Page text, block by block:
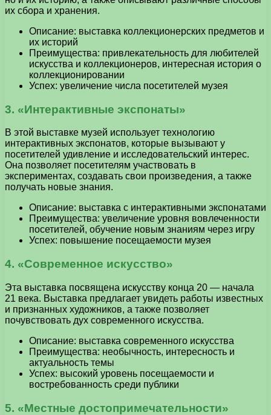
их сбора и хранения.
Описание: выставка коллекционерских предметов и
их историй
Преимущества: привлекательность для любителей
искусства и коллекционеров, интересная история о
коллекционировании
Успех: увеличение числа посетителей музея
3. «Интерактивные экспонаты»
В этой выставке музей использует технологию
интерактивных экспонатов, которые вызывают у
посетителей удивление и исследовательский интерес.
Она позволяет посетителям участвовать в
экспериментах, создавать свои произведения, а также
получать новые знания.
Описание: выставка с интерактивными экспонатами
Преимущества: увеличение уровня вовлеченности
посетителей, обучение новым знаниям через игру
Успех: повышение посещаемости музея
4. «Современное искусство»
Эта выставка посвящена искусству конца 20 — начала
21 века. Выставка предлагает увидеть работы известных
и признанных художников, а также позволяет
почувствовать дух современного искусства.
Описание: выставка современного искусства
Преимущества: необычность, интересность и
актуальность темы
Успех: высокий уровень посещаемости и
востребованность среди публики
5. «Местные достопримечательности»